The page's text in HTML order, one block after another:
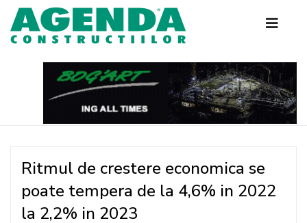
Ritmul de crestere economica se
poate tempera de la 4,6% in 2022
la 2,2% in 2023